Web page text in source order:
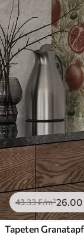
43.33₣/m²26.00